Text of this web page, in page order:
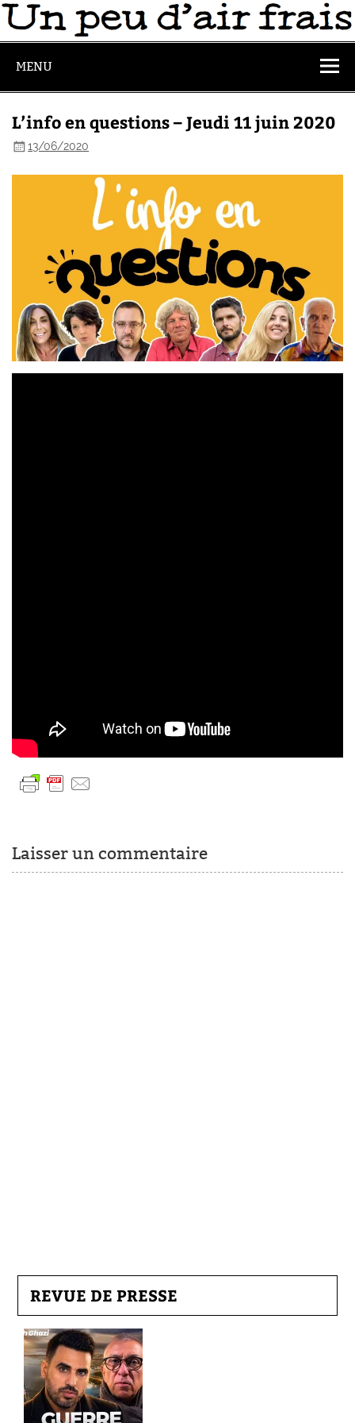
MENU
L’info en questions – Jeudi 11 juin 2020
13/06/2020
Laisser un commentaire
REVUE DE PRESSE